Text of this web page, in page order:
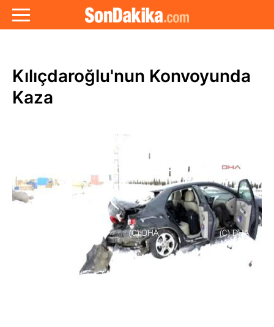
Kılıçdaroğlu'nun Konvoyunda
Kaza